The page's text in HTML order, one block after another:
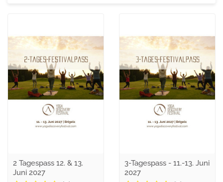
2 Tagespass 12. & 13.
Juni 2027
3-Tagespass - 11.-13. Juni
2027